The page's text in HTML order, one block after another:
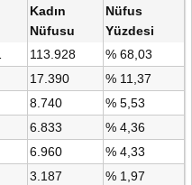
Kadın
Nüfusu
Nüfus
Yüzdesi
113.928
% 68,03
17.390
% 11,37
8.740
% 5,53
6.833
% 4,36
6.960
% 4,33
3.187
% 1,97